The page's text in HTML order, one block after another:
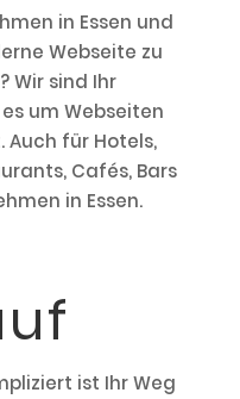
in Essen und
Webseite zu
Wir sind Ihr
um Webseiten
Auch für Hotels,
Cafés, Bars
in Essen.
ist Ihr Weg